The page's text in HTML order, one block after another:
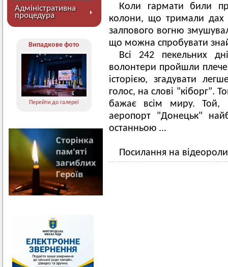
Адміністративна
процедура
Випадкове фото
Перейти до галереї
Коли гармати били
колони, що тримали дах
залпового вогню
що можна спробувати
Всі 242 пекельних
волонтери пройшли
історією, згадувати
голос, на слові "кіборг".
бажає всім миру. Той,
аеропорт "Донецьк"
останньою ...
Посилання на